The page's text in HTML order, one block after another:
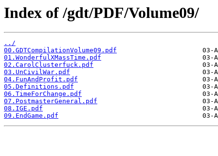
Index of /gdt/PDF/Volume09/
../
00.GDTCompilationVolume09.pdf
01.WonderfulXMassTime.pdf
02.CarolClusterfuck.pdf
03.UnCivilWar.pdf
04.FunAndProfit.pdf
05.Definitions.pdf
06.TimeForChange.pdf
07.PostmasterGeneral.pdf
08.IGE.pdf
09.EndGame.pdf